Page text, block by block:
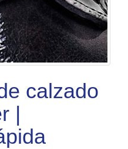
calzado
|